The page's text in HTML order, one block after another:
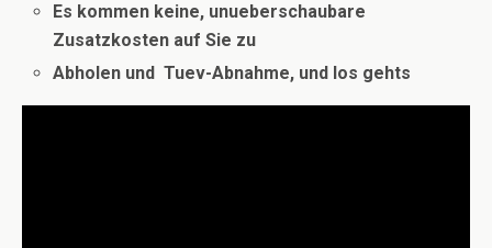
Es kommen keine, unueberschaubare
Zusatzkosten auf Sie zu
Abholen undTuev-Abnahme, und los gehts